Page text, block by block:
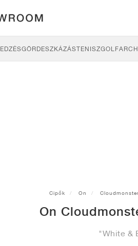
EDZÉSGÖRDESZKÁZÁSTENISZGOLF
Cipők On
On
"White &